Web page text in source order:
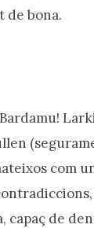
de bona.
com
de